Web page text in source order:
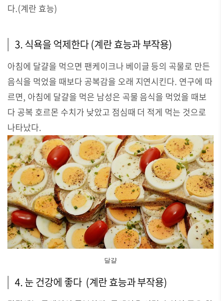
다.(계란 효능)
3. 식욕을 억제한다 (계란 효능과 부작용)
아침에 달걀을 먹으면 팬케이크나 베이글 등의 곡물로 만든
음식을 먹었을 때보다 공복감을 오래 지연시킨다. 연구에 따
르면, 아침에 달걀을 먹은 남성은 곡물 음식을 먹었을 때보
다 공복 호르몬 수치가 낮았고 점심때 더 적게 먹는 것으로
나타났다.
달걀
4. 눈 건강에 좋다 (계란 효능과 부작용)